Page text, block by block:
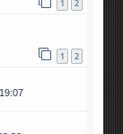
1 2
1 2